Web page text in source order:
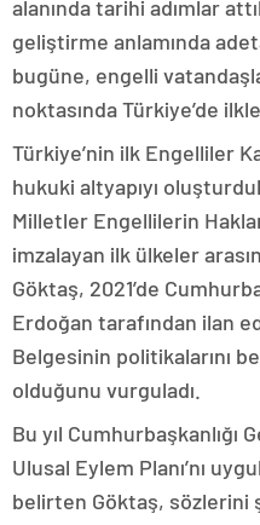
alanında tarihi adımlar
geliştirme anlamında
bugüne, engelli
noktasında Türkiye’de
Türkiye’nin ilk Engelliler
hukuki altyapıyı
Milletler Engellilerin
imzalayan ilk ülkeler
Göktaş, 2021’de
Erdoğan tarafından ilan
Belgesinin politikalarını
olduğunu vurguladı.
Bu yıl Cumhurbaşkanlığı
Ulusal Eylem Planı’nı
belirten Göktaş, sözlerini